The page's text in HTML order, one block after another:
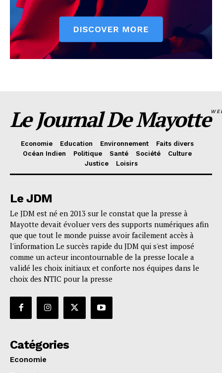
Le Journal De Mayotte
Economie Education Environnement
Faits divers
Océan Indien
Politique Santé Société
Culture
Justice
Loisirs
Le JDM
Le JDM est né en 2013 sur le constat que la presse à
Mayotte devait évoluer vers des supports numériques afin
que que tout le monde puisse avoir facilement accès à
l'information Le succès rapide du JDM qui s'est imposé
comme un acteur incontournable de la presse locale a
validé les choix initiaux et conforte nos équipes dans le
choix des NTIC pour la presse
Catégories
Economie